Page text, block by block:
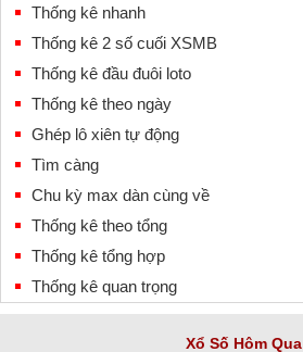
Thống kê nhanh
Thống kê 2 số cuối XSMB
Thống kê đầu đuôi loto
Thống kê theo ngày
Ghép lô xiên tự động
Tìm càng
Chu kỳ max dàn cùng về
Thống kê theo tổng
Thống kê tổng hợp
Thống kê quan trọng
Xổ Số Hôm Qua